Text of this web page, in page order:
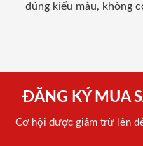
đúng kiểu mẫu, không
ĐĂNG KÝ MUA
Cơ hội được giảm trừ lên